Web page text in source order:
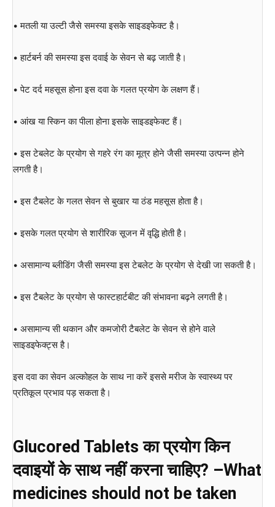
• मतली या उल्टी जैसे समस्या इसके साइडइफेक्ट है।
• हार्टबर्न की समस्या इस दवाई के सेवन से बढ़ जाती है।
• पेट दर्द महसूस होना इस दवा के गलत प्रयोग के लक्षण हैं।
• आंख या स्किन का पीला होना इसके साइडइफेक्ट हैं।
• इस टेबलेट के प्रयोग से गहरे रंग का मूत्र होने जैसी समस्या उत्पन्न होने
लगती है।
• इस टैबलेट के गलत सेवन से बुखार या ठंड महसूस होता है।
• इसके गलत प्रयोग से शारीरिक सूजन में वृद्धि होती है।
• असामान्य ब्लीडिंग जैसी समस्या इस टेबलेट के प्रयोग से देखी जा सकती है।
• इस टैबलेट के प्रयोग से फास्टहार्टबीट की संभावना बढ़ने लगती है।
• असामान्य सी थकान और कमजोरी टैबलेट के सेवन से होने वाले
साइडइफेक्ट्स है।
इस दवा का सेवन अल्कोहल के साथ ना करें इससे मरीज के स्वास्थ्य पर
प्रतिकूल प्रभाव पड़ सकता है।
Glucored Tablets का प्रयोग किन
दवाइयों के साथ नहीं करना चाहिए? –What
medicines should not be taken